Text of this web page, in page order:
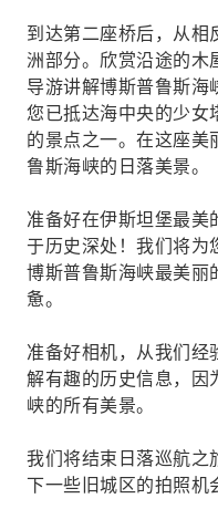
到达第二座桥后，从相
洲部分。欣赏沿途的木
导游讲解博斯普鲁斯海
您已抵达海中央的少女
的景点之一。在这座美
鲁斯海峡的日落美景。
准备好在伊斯坦堡最美
于历史深处！我们将为
博斯普鲁斯海峡最美丽
惫。
准备好相机，从我们经
解有趣的历史信息，因
峡的所有美景。
我们将结束日落巡航之
下一些旧城区的拍照机